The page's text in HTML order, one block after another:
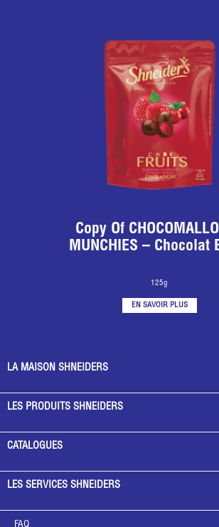
Copy Of
MUNCHIES – Chocolat
125g
EN SAVOIR PLUS
LA MAISON SHNEIDERS
LES PRODUITS SHNEIDERS
CATALOGUES
LES SERVICES SHNEIDERS
FAQ